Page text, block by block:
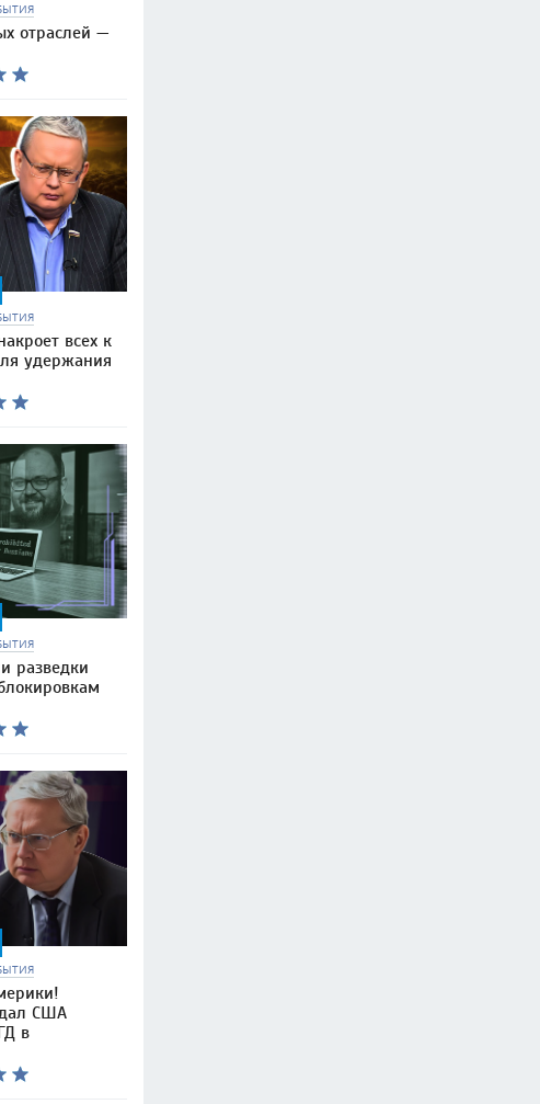
отраслей —
всех к
удержания
разведки
США
в